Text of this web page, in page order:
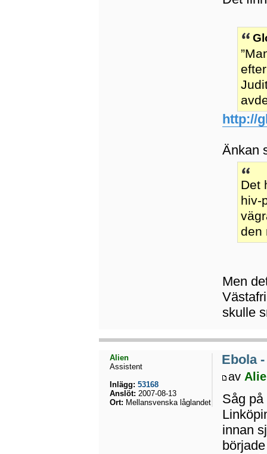
http://
Änkan
Det
hiv-
den
Men
skulle
Ebola
av
Såg
innan
Alien
Assistent
Inlägg: 53168
Anslöt: 2007-08-13
Ort: Mellansvenska låglandet